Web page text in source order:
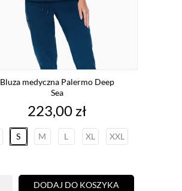
Bluza medyczna Palermo Deep
Sea
Cena
223,00 zł
S M L XL XXL
DODAJ DO KOSZYKA